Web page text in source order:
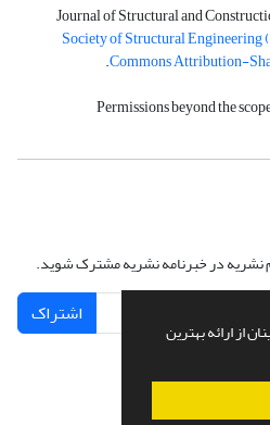
از ارائه بهترین
Journal of Structural and
Society of Structural Engineering
Commons Attribution-
.
Permissions beyond the
نشریه در خبرنامه نشریه مشترک شوید.
اشتراک